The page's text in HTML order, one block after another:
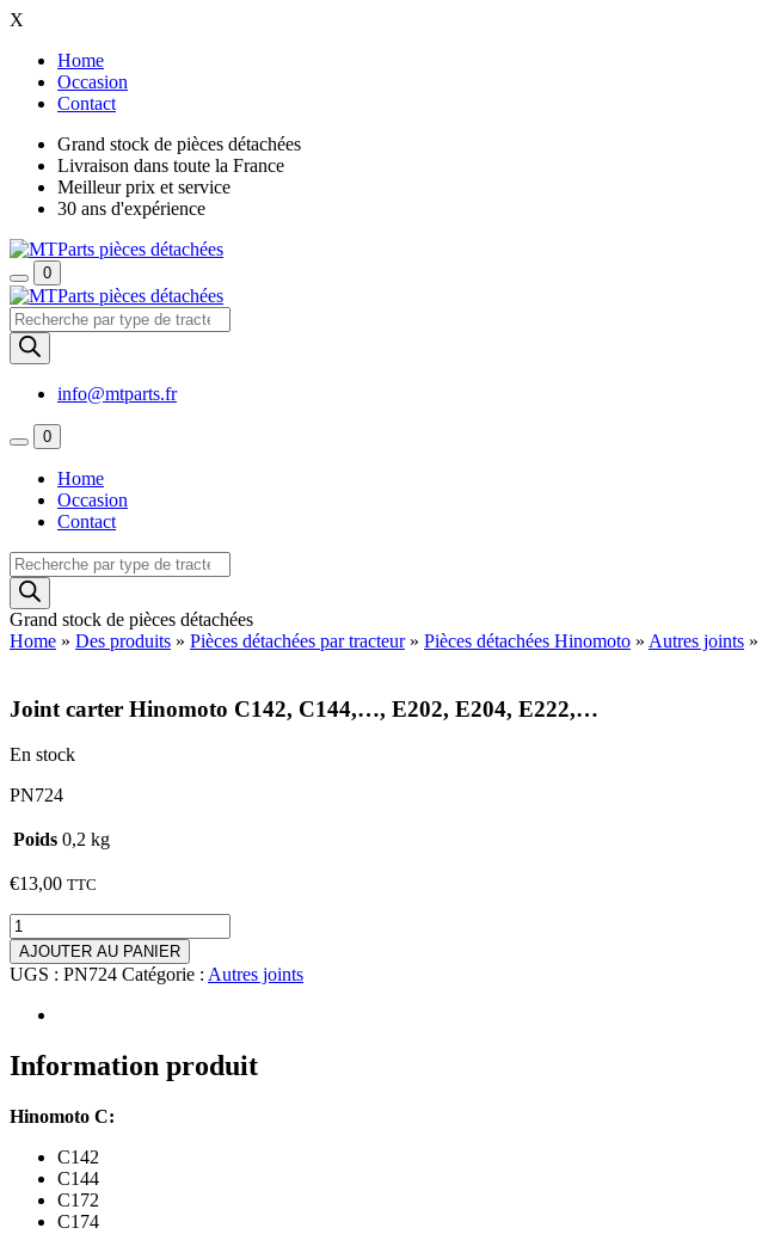
X
Home
Occasion
Contact
Grand stock de pièces détachées
Livraison dans toute la France
Meilleur prix et service
30 ans d'expérience
0
Recherche
de
produits
info@mtparts.fr
0
Home
Occasion
Contact
Recherche
de
produits
Grand stock de pièces détachées
Home » Des produits » Pièces détachées par tracteur» Pièces détachées Hinomoto » Autres joints »
Joint carter Hinomoto C142, C144,…, E202, E204, E222,…
En stock
PN724
Poids 0,2 kg
€13,00 TTC
quantité
de
Joint
carter
Hinomoto
C144,...,
E202,
E222,...
AJOUTER AU PANIER
UGS : PN724 Catégorie : Autres joints
Information produit
Hinomoto C:
C142
C144
C172
C174